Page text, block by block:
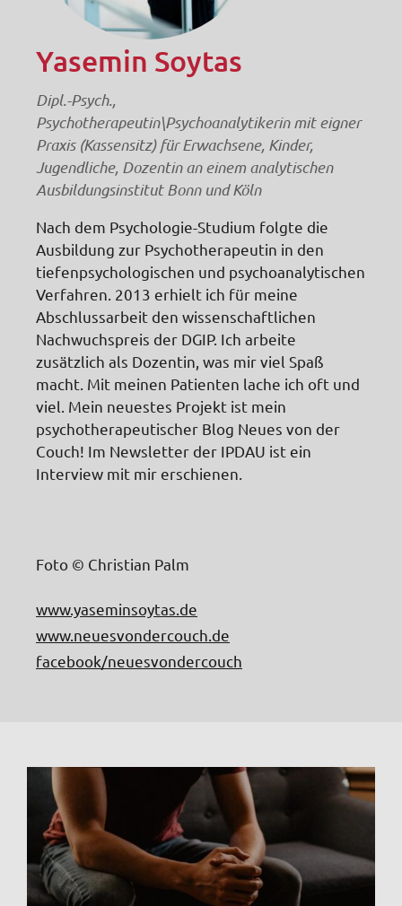
Yasemin Soytas
Dipl.-Psych.,
Psychotherapeutin\Psychoanalytikerin mit eigner
Praxis (Kassensitz) für Erwachsene, Kinder,
Jugendliche, Dozentin an einem analytischen
Ausbildungsinstitut Bonn und Köln
Nach dem Psychologie-Studium folgte die
Ausbildung zur Psychotherapeutin in den
tiefenpsychologischen und psychoanalytischen
Verfahren. 2013 erhielt ich für meine
Abschlussarbeit den wissenschaftlichen
Nachwuchspreis der DGIP. Ich arbeite
zusätzlich als Dozentin, was mir viel Spaß
macht. Mit meinen Patienten lache ich oft und
viel. Mein neuestes Projekt ist mein
psychotherapeutischer Blog Neues von der
Couch! Im Newsletter der IPDAU ist ein
Interview mit mir erschienen.
Foto © Christian Palm
www.yaseminsoytas.de
www.neuesvondercouch.de
facebook/neuesvondercouch